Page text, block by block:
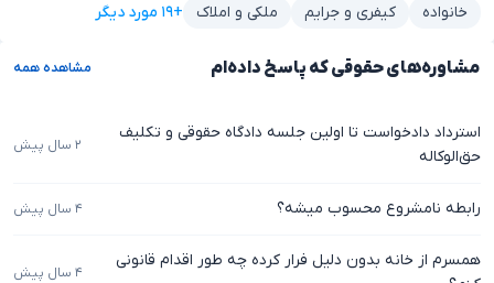
خانواده کیفری و جرایم ملکی و املاک +۱۹ مورد دیگر
مشاوره‌های حقوقی که پاسخ داده‌ام مشاهده همه
استرداد دادخواست تا اولین جلسه دادگاه حقوقی و تکلیف
حق‌الوکاله
۲ سال پیش
رابطه نامشروع محسوب میشه؟ ۴ سال پیش
همسرم از خانه بدون دلیل فرار کرده چه طور اقدام قانونی
۴ سال پیش